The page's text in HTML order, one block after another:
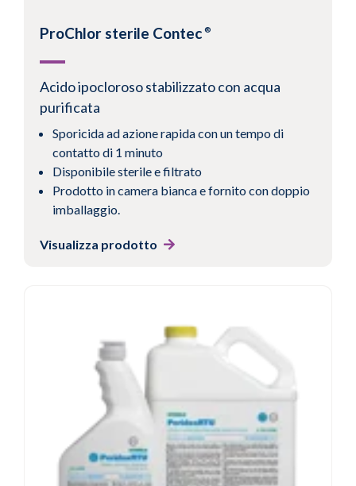
ProChlor sterile Contec ®
Acido ipocloroso stabilizzato con acqua
purificata
Sporicida ad azione rapida con un tempo di
contatto di 1 minuto
Disponibile sterile e filtrato
Prodotto in camera bianca e fornito con doppio
imballaggio.
Visualizza prodotto